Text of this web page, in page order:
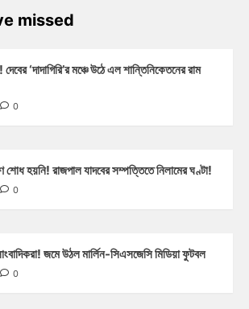
missed
‘দাদাগিরি’র মঞ্চে উঠে এল শান্তিনিকেতনের রাম
0
হয়নি! রাজপাল যাদবের সম্পত্তিতে নিলামের ঘণ্টা!
0
জমে উঠল মার্লিন-সিএসজেসি মিডিয়া ফুটবল
0